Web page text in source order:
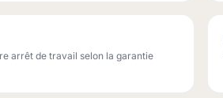
arrêt de travail selon la garantie